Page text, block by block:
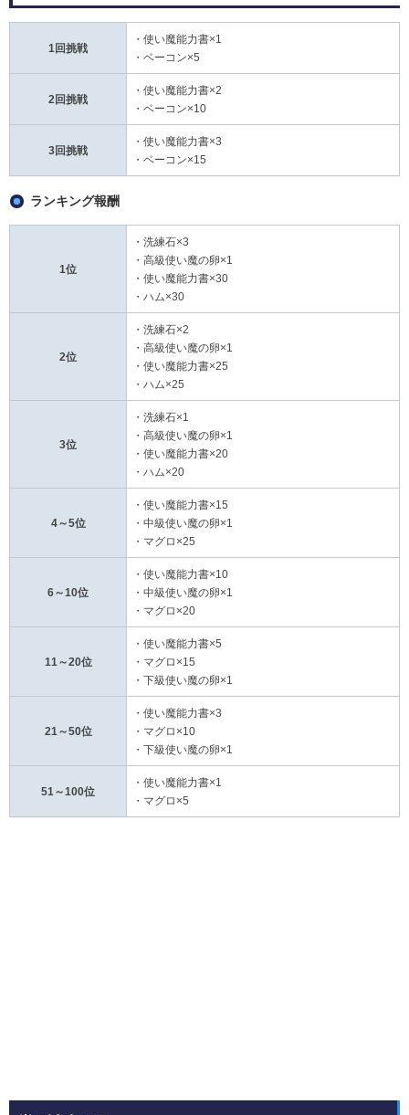
1回挑戦
・使い魔能力書×1
・ベーコン×5
2回挑戦
・使い魔能力書×2
・ベーコン×10
3回挑戦
・使い魔能力書×3
・ベーコン×15
ランキング報酬
1位
・洗練石×3
・高級使い魔の卵×1
・使い魔能力書×30
・ハム×30
2位
・洗練石×2
・高級使い魔の卵×1
・使い魔能力書×25
・ハム×25
3位
・洗練石×1
・高級使い魔の卵×1
・使い魔能力書×20
・ハム×20
4～5位
・使い魔能力書×15
・中級使い魔の卵×1
・マグロ×25
6～10位
・使い魔能力書×10
・中級使い魔の卵×1
・マグロ×20
11～20位
・使い魔能力書×5
・マグロ×15
・下級使い魔の卵×1
21～50位
・使い魔能力書×3
・マグロ×10
・下級使い魔の卵×1
51～100位
・使い魔能力書×1
・マグロ×5